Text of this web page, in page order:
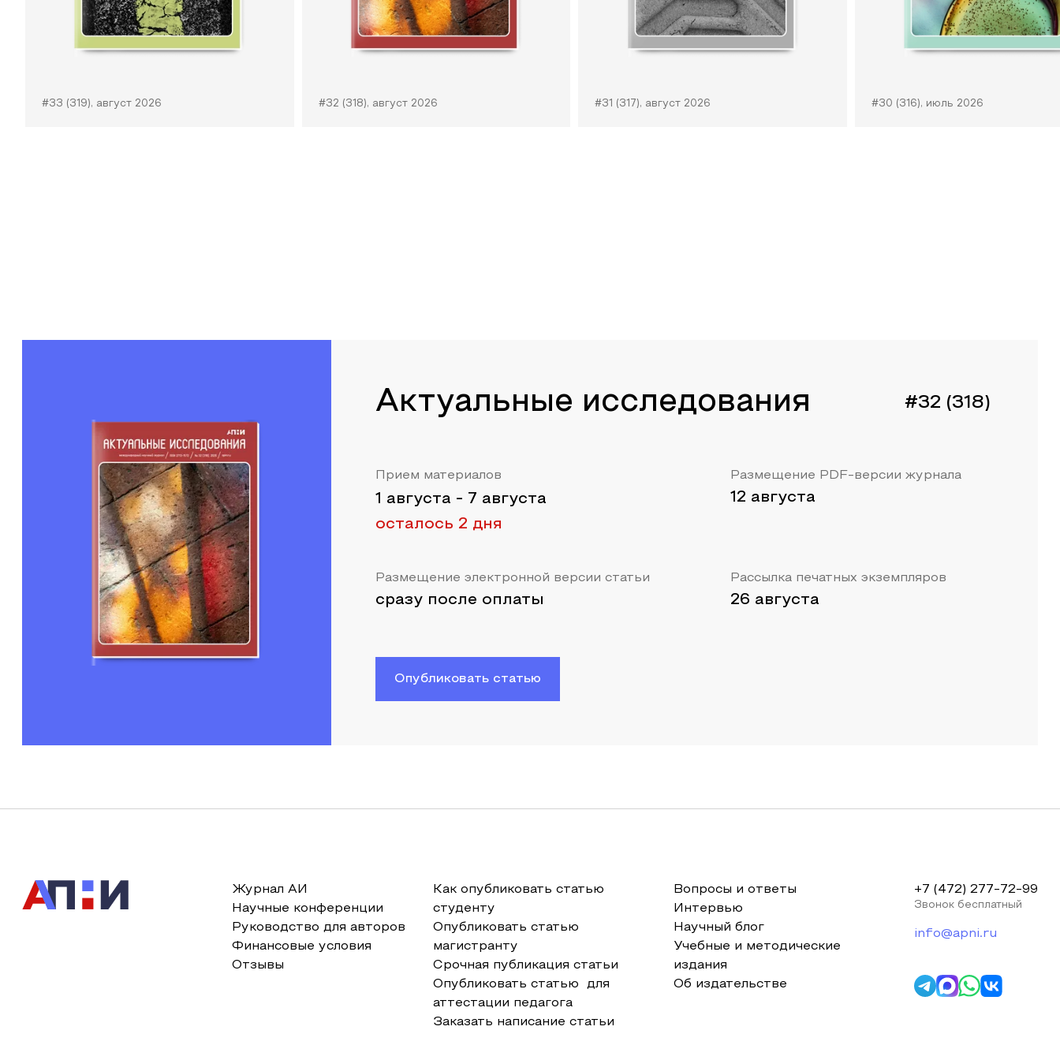
#33 (319), август 2026 #32 (318), август 2026 #31 (317), август 2026 #30 (316), июль 2026
Актуальные исследования #32 (318)
Прием материалов
1 августа - 7 августа
осталось 2 дня
Размещение PDF-версии журнала
12 августа
Размещение электронной версии статьи
сразу после оплаты
Рассылка печатных экземпляров
26 августа
Опубликовать статью
Журнал АИ
Научные конференции
Руководство для авторов
Финансовые условия
Отзывы
Как опубликовать статью
студенту
Опубликовать статью
магистранту
Срочная публикация статьи
Опубликовать статью для
аттестации педагога
Заказать написание статьи
Вопросы и ответы
Интервью
Научный блог
Учебные и методические
издания
Об издательстве
+7 (472) 277-72-99
Звонок бесплатный
info@apni.ru